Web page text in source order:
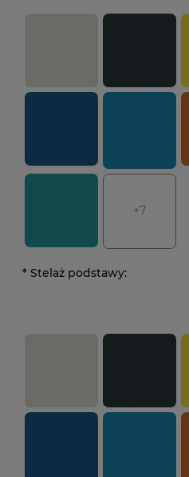
+7
* Stelaż podstawy: